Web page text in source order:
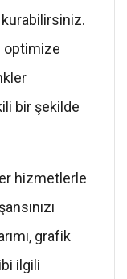
optimize
bir şekilde
hizmetlerle
grafik
ilgili